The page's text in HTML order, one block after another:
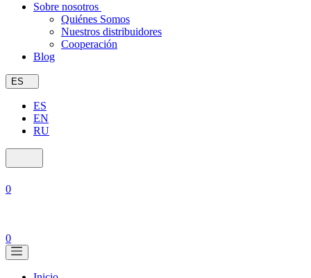
Sobre nosotros
Quiénes Somos
Nuestros distribuidores
Cooperación
Blog
ES
ES
EN
RU
0
0